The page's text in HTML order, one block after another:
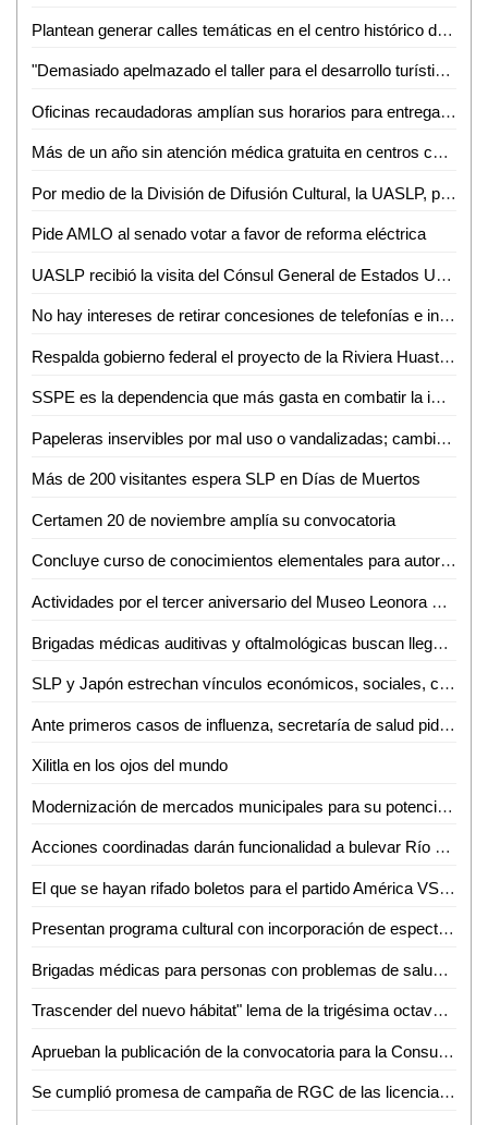
Plantean generar calles temáticas en el centro histórico de SLP
"Demasiado apelmazado el taller para el desarrollo turístico de la ZH": Guillermo Ahuja
Oficinas recaudadoras amplían sus horarios para entrega de licencias gratuitas
Más de un año sin atención médica gratuita en centros comunitarios, sin razón: Albarrán Ramírez
Por medio de la División de Difusión Cultural, la UASLP, presentará el espectáculo "Taka Dimi Ta" de la compañía de danza de la India
Pide AMLO al senado votar a favor de reforma eléctrica
UASLP recibió la visita del Cónsul General de Estados Unidos
No hay intereses de retirar concesiones de telefonías e internet: AMLO
Respalda gobierno federal el proyecto de la Riviera Huasteca, presentado por RGC
SSPE es la dependencia que más gasta en combatir la impunidad
Papeleras inservibles por mal uso o vandalizadas; cambiarán su diseño
Más de 200 visitantes espera SLP en Días de Muertos
Certamen 20 de noviembre amplía su convocatoria
Concluye curso de conocimientos elementales para autoridades municipales de las zonas media y huasteca
Actividades por el tercer aniversario del Museo Leonora Carrington Xilitla
Brigadas médicas auditivas y oftalmológicas buscan llegar a más necesitados
SLP y Japón estrechan vínculos económicos, sociales, culturales y turísticos
Ante primeros casos de influenza, secretaría de salud pide reforzar cuidados
Xilitla en los ojos del mundo
Modernización de mercados municipales para su potencialización y mejor posicionamiento
Acciones coordinadas darán funcionalidad a bulevar Río Santiago
El que se hayan rifado boletos para el partido América VS Atlético de san Luis, es señal de empatía
Presentan programa cultural con incorporación de espectáculos internacionales
Brigadas médicas para personas con problemas de salud llevarán a Tanlajás
Trascender del nuevo hábitat" lema de la trigésima octava Semana del Hábitat de la UASLP
Aprueban la publicación de la convocatoria para la Consulta Ciudadana para Personas con Discapacidad
Se cumplió promesa de campaña de RGC de las licencias: Ríos Medrano